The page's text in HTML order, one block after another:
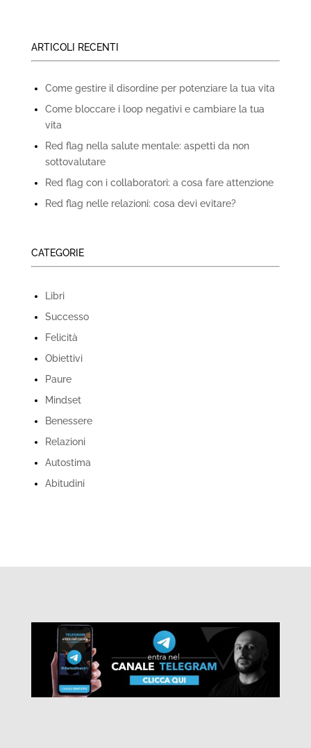
ARTICOLI RECENTI
Come gestire il disordine per potenziare la tua vita
Come bloccare i loop negativi e cambiare la tua
vita
Red flag nella salute mentale: aspetti da non
sottovalutare
Red flag con i collaboratori: a cosa fare attenzione
Red flag nelle relazioni: cosa devi evitare?
CATEGORIE
Libri
Successo
Felicità
Obiettivi
Paure
Mindset
Benessere
Relazioni
Autostima
Abitudini